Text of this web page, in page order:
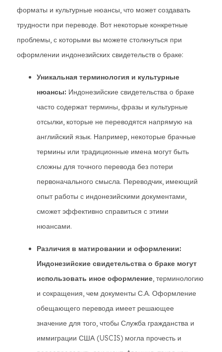
форматы и культурные нюансы, что может создавать
трудности при переводе. Вот некоторые конкретные
проблемы, с которыми вы можете столкнуться при
оформлении индонезийских свидетельств о браке:
Уникальная терминология и культурные
нюансы: Индонезийские свидетельства о браке
часто содержат термины, фразы и культурные
отсылки, которые не переводятся напрямую на
английский язык. Например, некоторые брачные
термины или традиционные имена могут быть
сложны для точного перевода без потери
первоначального смысла. Переводчик, имеющий
опыт работы с индонезийскими документами,
сможет эффективно справиться с этими
нюансами.
Различия в матировании и оформлении:
Индонезийские свидетельства о браке могут
использовать иное оформление, терминологию
и сокращения, чем документы С.А. Оформление
обещающего перевода имеет решающее
значение для того, чтобы Служба гражданства и
иммиграции США (USCIS) могла прочесть и